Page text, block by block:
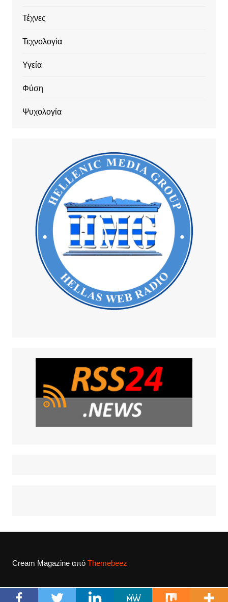
Τέχνες
Τεχνολογία
Υγεία
Φύση
Ψυχολογία
Cream Magazine από Themebeez